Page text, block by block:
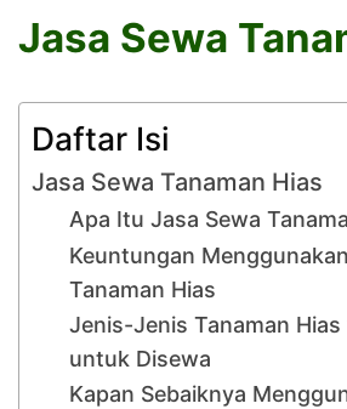
Jasa Sewa
Daftar Isi
Jasa Sewa Tanaman Hias
Apa Itu Jasa Sewa
Keuntungan
Tanaman Hias
Jenis-Jenis Tanaman
untuk Disewa
Kapan Sebaiknya